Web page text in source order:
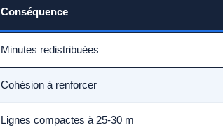
Conséquence
Minutes redistribuées
Cohésion à renforcer
Lignes compactes à 25-30 m